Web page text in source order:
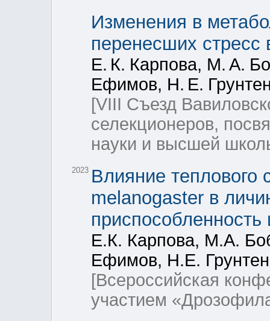
Изменения в
перенесших стресс
Е. К. Карпова, М. А.
Ефимов, Н. Е.
[VIII Съезд
селекционеров,
науки и высшей
2023 Влияние теплового
melanogaster в
приспособленность
Е.К. Карпова, М.А.
Ефимов, Н.Е.
[Всероссийская
участием